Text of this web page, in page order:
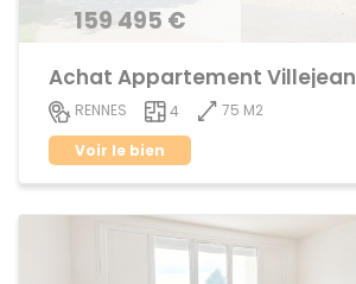
159 495 €
Achat Appartement Villejean
RENNES 4
75 M2
Voir le bien